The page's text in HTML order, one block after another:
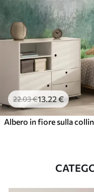
22.03€13 .22€
Albero in fiore sulla